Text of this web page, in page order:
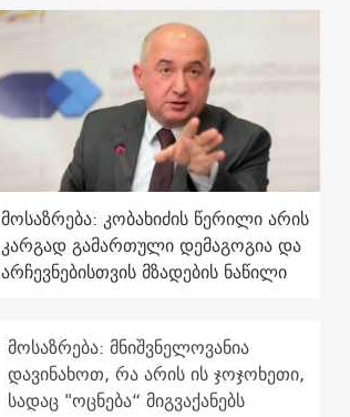
მოსაზრება: კობახიძის წერილი არის
კარგად გამართული დემაგოგია და
არჩევნებისთვის მზადების ნაწილი
მოსაზრება: მნიშვნელოვანია
დავინახოთ, რა არის ის ჯოჯოხეთი,
სადაც "ოცნება“ მიგვაქანებს